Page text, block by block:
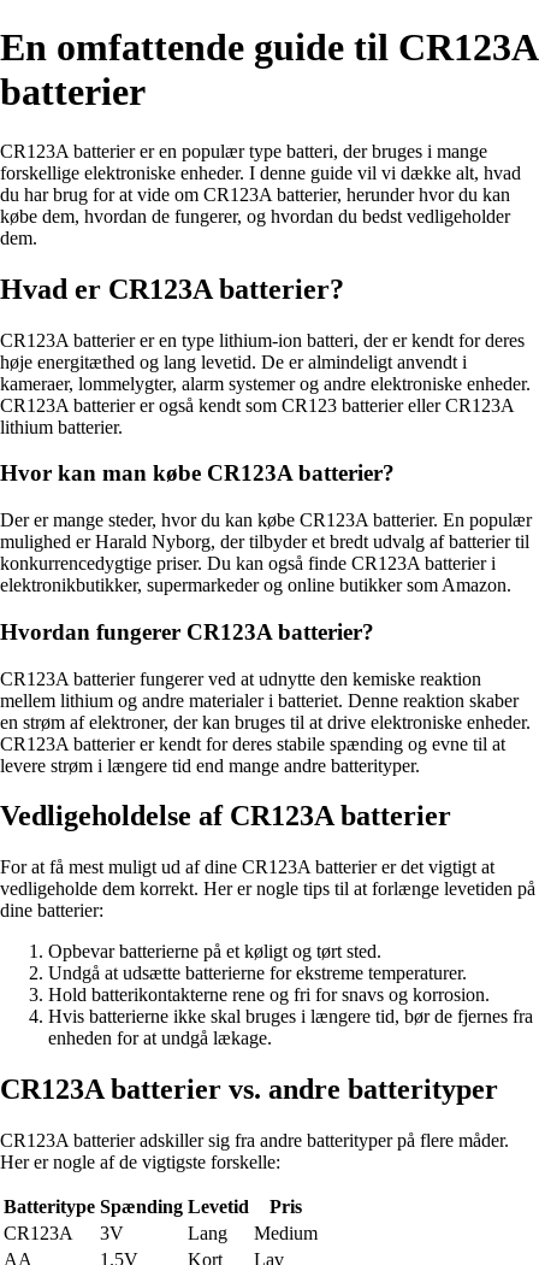
En omfattende guide til CR123A
batterier
CR123A batterier er en populær type batteri, der bruges i mange
forskellige elektroniske enheder. I denne guide vil vi dække alt, hvad
du har brug for at vide om CR123A batterier, herunder hvor du kan
købe dem, hvordan de fungerer, og hvordan du bedst vedligeholder
dem.
Hvad er CR123A batterier?
CR123A batterier er en type lithium-ion batteri, der er kendt for deres
høje energitæthed og lang levetid. De er almindeligt anvendt i
kameraer, lommelygter, alarm systemer og andre elektroniske enheder.
CR123A batterier er også kendt som CR123 batterier eller CR123A
lithium batterier.
Hvor kan man købe CR123A batterier?
Der er mange steder, hvor du kan købe CR123A batterier. En populær
mulighed er Harald Nyborg, der tilbyder et bredt udvalg af batterier til
konkurrencedygtige priser. Du kan også finde CR123A batterier i
elektronikbutikker, supermarkeder og online butikker som Amazon.
Hvordan fungerer CR123A batterier?
CR123A batterier fungerer ved at udnytte den kemiske reaktion
mellem lithium og andre materialer i batteriet. Denne reaktion skaber
en strøm af elektroner, der kan bruges til at drive elektroniske enheder.
CR123A batterier er kendt for deres stabile spænding og evne til at
levere strøm i længere tid end mange andre batterityper.
Vedligeholdelse af CR123A batterier
For at få mest muligt ud af dine CR123A batterier er det vigtigt at
vedligeholde dem korrekt. Her er nogle tips til at forlænge levetiden på
dine batterier:
Opbevar batterierne på et køligt og tørt sted.
Undgå at udsætte batterierne for ekstreme temperaturer.
Hold batterikontakterne rene og fri for snavs og korrosion.
Hvis batterierne ikke skal bruges i længere tid, bør de fjernes fra
enheden for at undgå lækage.
CR123A batterier vs. andre batterityper
CR123A batterier adskiller sig fra andre batterityper på flere måder.
Her er nogle af de vigtigste forskelle:
Batteritype Spænding Levetid
Pris
CR123A
3V Lang
Medium
AA
1.5V Kort
Lav